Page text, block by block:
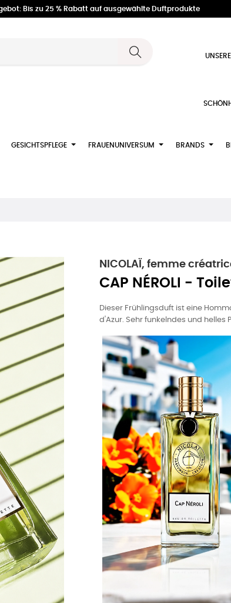
Bis zu 25 % Rabatt auf ausgewählte Duftprodukte
GESICHTSPFLEGE FRAUENUNIVERSUM BRANDS
NICOLAÏ, femme
CAP NÉROLI -
Dieser Frühlingsduft ist eine
d'Azur. Sehr funkelndes und helles